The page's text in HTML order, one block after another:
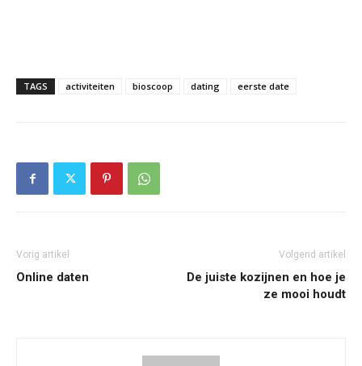
TAGS activiteiten bioscoop dating eerste date
Vorig artikel
Online daten
Volgend artikel
De juiste kozijnen en hoe je
ze mooi houdt